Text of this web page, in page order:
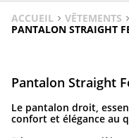
ACCUEIL VÊTEMENTS
PANTALON STRAIGHT
Pantalon Straight
Le pantalon droit,
confort et élégance au